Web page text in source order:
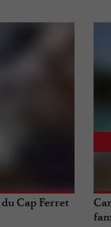
Cap Ferret